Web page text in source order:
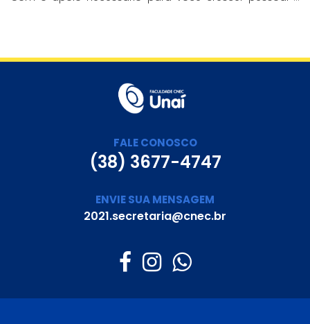
FALE CONOSCO
(38) 3677-4747
ENVIE SUA MENSAGEM
2021.secretaria@cnec.br